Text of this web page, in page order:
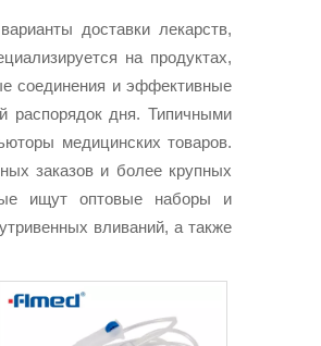
доставки лекарств,
на продуктах,
соединения и эффективные
распорядок дня. Типичными
медицинских товаров.
заказов и более крупных
ищут оптовые наборы и
вливаний, а также